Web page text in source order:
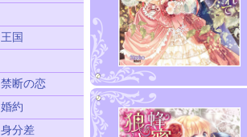
王国
禁断の恋
婚約
身分差